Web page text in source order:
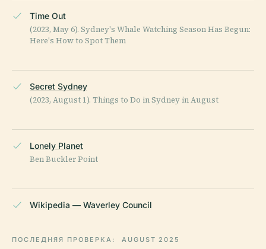
Time Out
(2023, May 6). Sydney's Whale Watching Season Has Begun:
Here's How to Spot Them
Secret Sydney
(2023, August 1). Things to Do in Sydney in August
Lonely Planet
Ben Buckler Point
Wikipedia — Waverley Council
ПОСЛЕДНЯЯ ПРОВЕРКА: AUGUST 2025